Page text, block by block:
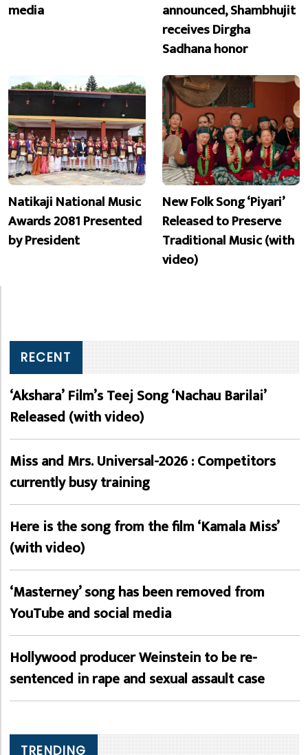
media
announced, Shambhujit
receives Dirgha
Sadhana honor
Natikaji National Music
Awards 2081 Presented
by President
New Folk Song ‘Piyari’
Released to Preserve
Traditional Music (with
video)
RECENT
‘Akshara’ Film’s Teej Song ‘Nachau Barilai’
Released (with video)
Miss and Mrs. Universal-2026 : Competitors
currently busy training
Here is the song from the film ‘Kamala Miss’
(with video)
‘Masterney’ song has been removed from
YouTube and social media
Hollywood producer Weinstein to be re-
sentenced in rape and sexual assault case
TRENDING